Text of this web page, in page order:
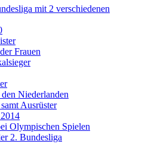
mit 2 verschiedenen
Frauen
Niederlanden
Ausrüster
Olympischen Spielen
2. Bundesliga